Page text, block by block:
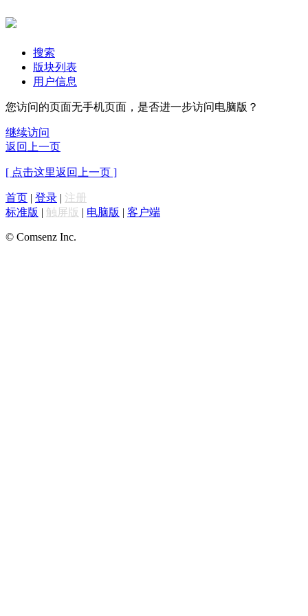
搜索
版块列表
用户信息
您访问的页面无手机页面，是否进一步访问电脑版？
继续访问
返回上一页
[ 点击这里返回上一页 ]
首页 | 登录 | 注册
标准版 | 触屏版 | 电脑版 | 客户端
© Comsenz Inc.